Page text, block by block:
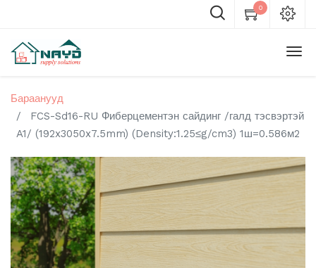
0
Бараанууд
FCS-Sd16-RU Фиберцементэн сайдинг /галд тэсвэртэй
A1/ (192x3050x7.5mm) (Density:1.25≤g/cm3) 1ш=0.586м2